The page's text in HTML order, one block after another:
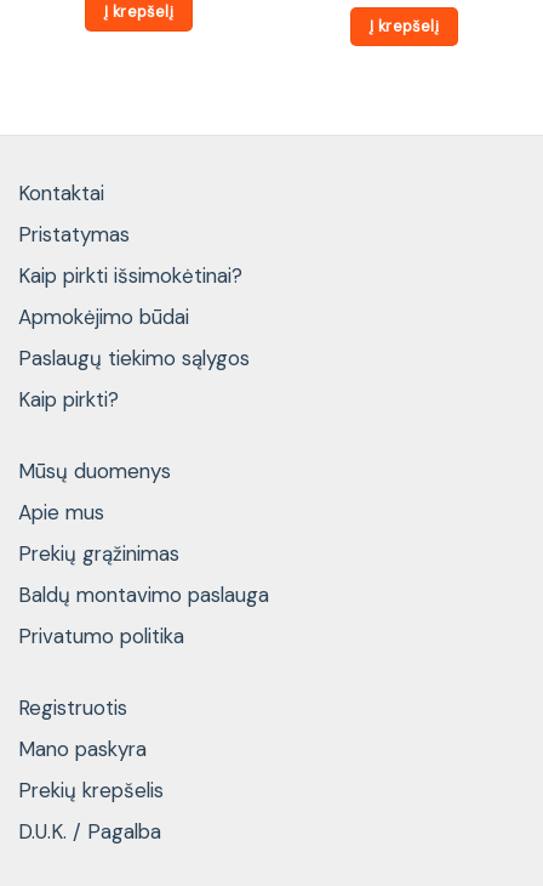
Į krepšelį
Į krepšelį
Kontaktai
Pristatymas
Kaip pirkti išsimokėtinai?
Apmokėjimo būdai
Paslaugų tiekimo sąlygos
Kaip pirkti?
Mūsų duomenys
Apie mus
Prekių grąžinimas
Baldų montavimo paslauga
Privatumo politika
Registruotis
Mano paskyra
Prekių krepšelis
D.U.K. / Pagalba